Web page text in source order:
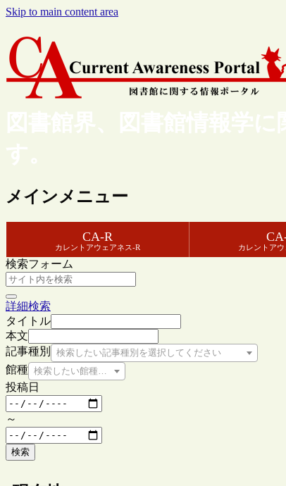
Skip to main content area
図書館界、図書館情報学
す。
メインメニュー
CA-R
カレントアウェアネス-R カレントア
検索フォーム
詳細検索
タイトル
本文
記事種別
検索したい記事種別を選択してください
館種 検索したい館種を選択してください
投稿日
～
検索